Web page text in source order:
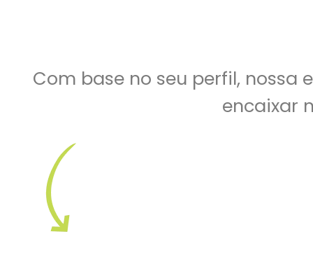
Com base no seu perfil, nossa
encaixar